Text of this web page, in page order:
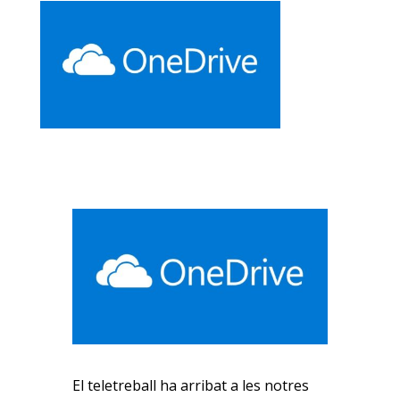
El teletreball ha arribat a les notres